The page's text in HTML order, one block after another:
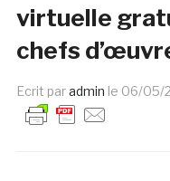
virtuelle
chefs
Ecrit paradmin le 06/05/